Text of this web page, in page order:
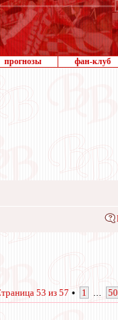
прогнозы фан-клуб
53 из 57 • 1 50